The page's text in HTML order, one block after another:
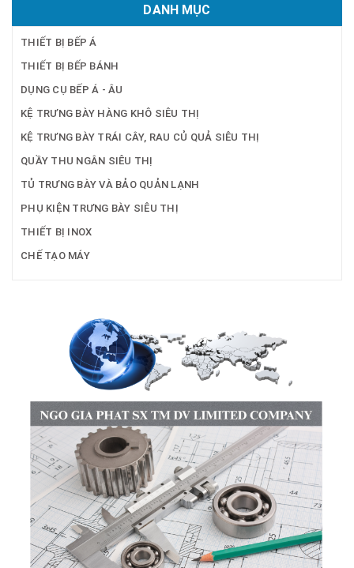
DANH MỤC
THIẾT BỊ BẾP Á
THIẾT BỊ BẾP BÁNH
DỤNG CỤ BẾP Á - ÂU
KỆ TRƯNG BÀY HÀNG KHÔ SIÊU THỊ
KỆ TRƯNG BÀY TRÁI CÂY, RAU CỦ QUẢ SIÊU THỊ
QUẦY THU NGÂN SIÊU THỊ
TỦ TRƯNG BÀY VÀ BẢO QUẢN LẠNH
PHỤ KIỆN TRƯNG BÀY SIÊU THỊ
THIẾT BỊ INOX
CHẾ TẠO MÁY